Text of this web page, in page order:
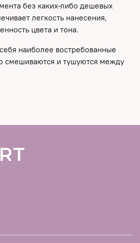
без каких-либо дешевых
легкость нанесения,
цвета и тона.
наиболее востребованные
смешиваются и тушуются между